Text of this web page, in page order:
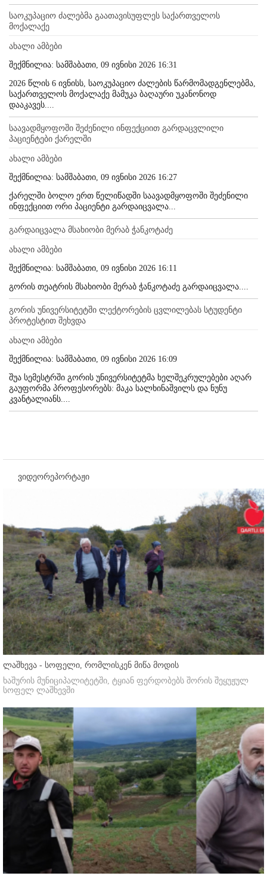
საოკუპაციო ძალებმა გაათავისუფლეს საქართველოს
მოქალაქე
ახალი ამბები
შექმნილია: სამშაბათი, 09 ივნისი 2026 16:31
2026 წლის 6 ივნისს, საოკუპაციო ძალების წარმომადგენლებმა,
საქართველოს მოქალაქე მამუკა ბაღაური უკანონოდ
დააკავეს....
საავადმყოფოში შეძენილი ინფექციით გარდაცვლილი
პაციენტები ქარელში
ახალი ამბები
შექმნილია: სამშაბათი, 09 ივნისი 2026 16:27
ქარელში ბოლო ერთ წელიწადში საავადმყოფოში შეძენილი
ინფექციით ორი პაციენტი გარდაიცვალა...
გარდაიცვალა მსახიობი მერაბ ჭანკოტაძე
ახალი ამბები
შექმნილია: სამშაბათი, 09 ივნისი 2026 16:11
გორის თეატრის მსახიობი მერაბ ჭანკოტაძე გარდაიცვალა....
გორის უნივერსიტეტში ლექტორების ცვლილებას სტუდენტი
პროტესტით შეხვდა
ახალი ამბები
შექმნილია: სამშაბათი, 09 ივნისი 2026 16:09
შუა სემესტრში გორის უნივერსიტეტმა ხელშეკრულებები აღარ
გაუფორმა პროფესორებს: მაკა სალხინაშვილს და ნუნუ
კვანტალიანს....
ვიდეორეპორტაჟი
ლაშხევა - სოფელი, რომლისკენ მიწა მოდის
ხაშურის მუნიციპალიტეტში, ტყიან ფერდობებს შორის შეყუჟულ
სოფელ ლაშხევში